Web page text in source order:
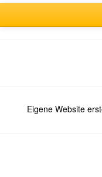
Eigene Website